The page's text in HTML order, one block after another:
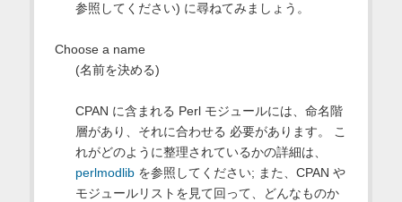
参照してください) に尋ねてみましょう。
Choose a name
(名前を決める)
CPAN に含まれる Perl モジュールには、命名階
層があり、それに合わせる 必要があります。 こ
れがどのように整理されているかの詳細は、
perlmodlibを参照してください; また、CPAN や
モジュールリストを見て回って、どんなものか